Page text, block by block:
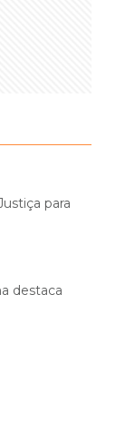
para
destaca